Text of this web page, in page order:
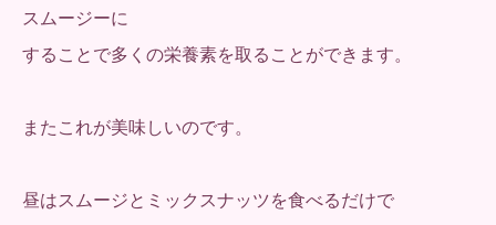
スムージーに
することで多くの栄養素を取ることができます。
またこれが美味しいのです。
昼はスムージとミックスナッツを食べるだけで